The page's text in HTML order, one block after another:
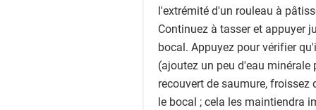
l'extrémité d'un rouleau à
Continuez à tasser et appuyer
bocal. Appuyez pour vérifier
(ajoutez un peu d'eau
recouvert de saumure,
le bocal ; cela les maintiendra